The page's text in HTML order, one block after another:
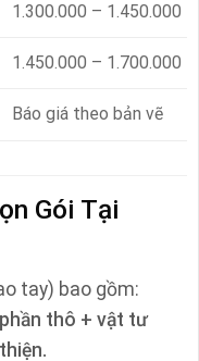
1.300.000 – 1.450.000
1.450.000 – 1.700.000
Báo giá theo bản vẽ
Gói Tại
tay) bao gồm:
thô + vật tư